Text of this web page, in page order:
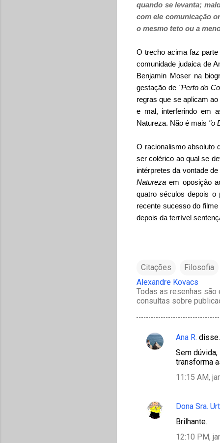
quando se levanta;
com ele comunicação
o mesmo teto ou a
O trecho acima faz
comunidade judaica de
Benjamin Moser na
gestação de "Perto do
regras que se aplicam
e mal, interferindo em
Natureza. Não é mais "o
O racionalismo absoluto
ser colérico ao qual se
intérpretes da vontade
Natureza em oposição
quatro séculos depois o
recente sucesso do filme
depois da terrível
Citações Filosofia
Alexandre Kovacs
Todas as resenhas são
consultas sobre
C
t
Ana R.
Sem
transforma
11:15 AM,
Dona Sra.
Brilhante.
12:10 PM,